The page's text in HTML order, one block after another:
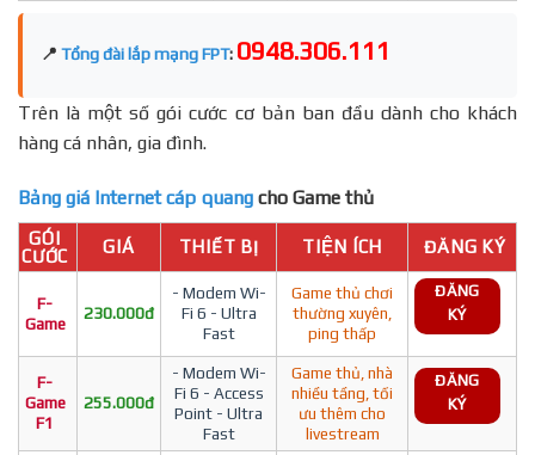
📍 Tổng đài lắp mạng FPT: 0948.306.111
Trên là một số gói cước cơ bản ban đầu dành cho khách
hàng cá nhân, gia đình.
Bảng giá Internet cáp quang cho Game thủ
GÓI
CƯỚC
GIÁ THIẾT BỊ TIỆN ÍCH ĐĂNG KÝ
F-
Game
230.000đ
- Modem Wi-
Fi 6 - Ultra
Fast
Game thủ chơi
thường xuyên,
ping thấp
ĐĂNG
KÝ
F-
Game
F1
255.000đ
- Modem Wi-
Fi 6 - Access
Point - Ultra
Fast
Game thủ, nhà
nhiều tầng, tối
ưu thêm cho
livestream
ĐĂNG
KÝ